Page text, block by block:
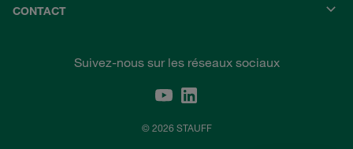
CONTACT
Suivez-nous sur les réseaux sociaux
© 2026 STAUFF